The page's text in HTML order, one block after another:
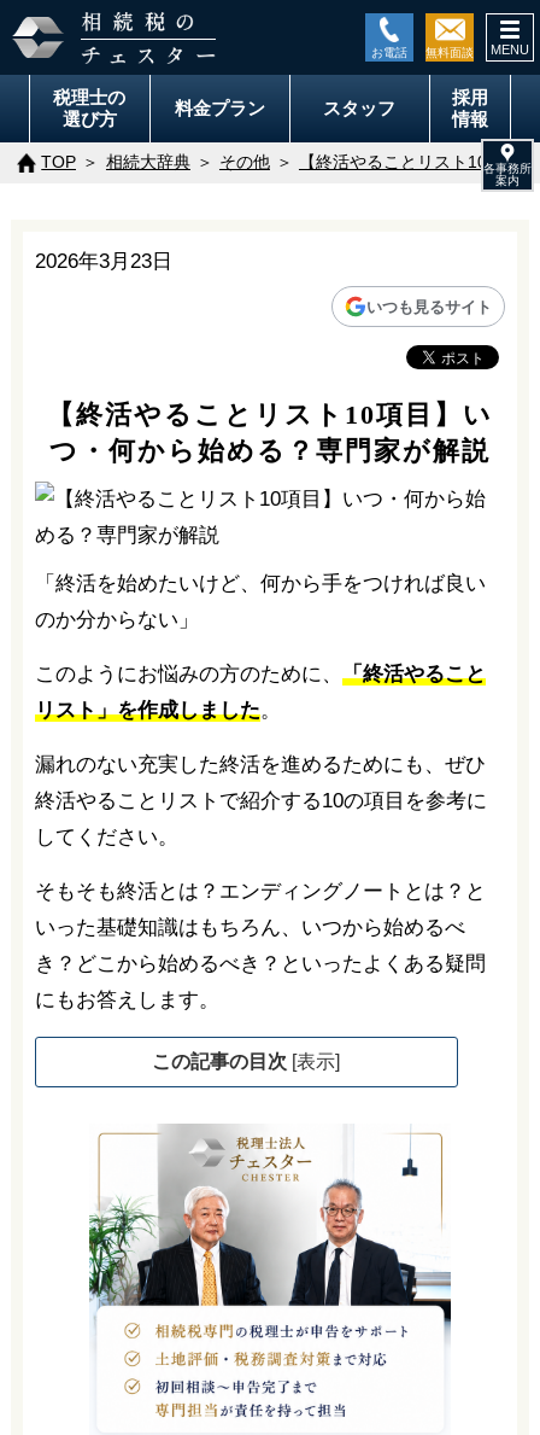
税理士の
選び方
料金プラン スタッフ
採用
情報
TOP 相続大辞典 その他 【終活やることリスト10項目
2026年3月23日
いつも見るサイト
【終活やることリスト10項目】い
つ・何から始める？専門家が解説
「終活を始めたいけど、何から手をつければ良い
のか分からない」
このようにお悩みの方のために、 「終活やること
リスト」を作成しました。
漏れのない充実した終活を進めるためにも、ぜひ
終活やることリストで紹介する10の項目を参考に
してください。
そもそも終活とは？エンディングノートとは？と
いった基礎知識はもちろん、いつから始めるべ
き？どこから始めるべき？といったよくある疑問
にもお答えします。
この記事の目次 [表示]